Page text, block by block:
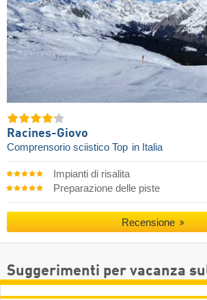
Racines-Giovo
Comprensorio sciistico Top in Italia
Impianti di risalita
Preparazione delle piste
Recensione
Suggerimenti per vacanza